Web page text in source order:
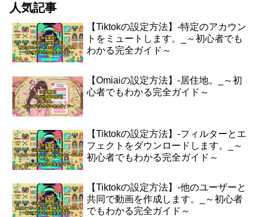
人気記事
【Tiktokの設定方法】-特定のアカウン
トをミュートします。_～初心者でも
わかる完全ガイド～
【Omiaiの設定方法】-居住地。_～初
心者でもわかる完全ガイド～
【Tiktokの設定方法】-フィルターとエ
フェクトをダウンロードします。_～
初心者でもわかる完全ガイド～
【Tiktokの設定方法】-他のユーザーと
共同で動画を作成します。_～初心者
でもわかる完全ガイド～